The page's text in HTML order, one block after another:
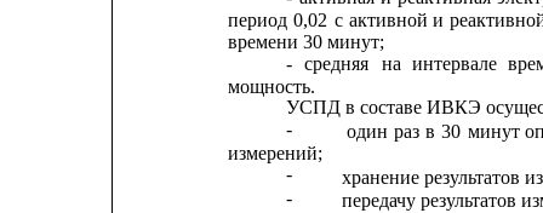
период 0,02 с активной и
времени 30 минут;
-
средняя на интервале
мощность.
УСПД в составе ИВКЭ
-
один раз в 30 минут
измерений;
-
хранение результатов
-
передачу результатов